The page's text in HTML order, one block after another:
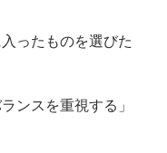
ったものを選びた
ンスを重視する」